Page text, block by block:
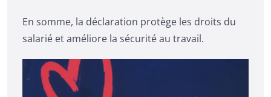
En somme, la déclaration protège les droits du
salarié et améliore la sécurité au travail.